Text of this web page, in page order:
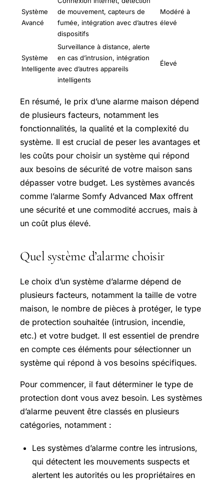
Système
Avancé
de mouvement, capteurs de
fumée, intégration avec d’autres
dispositifs
Modéré à
élevé
Système
Intelligente
Surveillance à distance, alerte
en cas d’intrusion, intégration
avec d’autres appareils
intelligents
Élevé
En résumé, le prix d’une alarme maison dépend
de plusieurs facteurs, notamment les
fonctionnalités, la qualité et la complexité du
système. Il est crucial de peser les avantages et
les coûts pour choisir un système qui répond
aux besoins de sécurité de votre maison sans
dépasser votre budget. Les systèmes avancés
comme l’alarme Somfy Advanced Max offrent
une sécurité et une commodité accrues, mais à
un coût plus élevé.
Quel système d’alarme choisir
Le choix d’un système d’alarme dépend de
plusieurs facteurs, notamment la taille de votre
maison, le nombre de pièces à protéger, le type
de protection souhaitée (intrusion, incendie,
etc.) et votre budget. Il est essentiel de prendre
en compte ces éléments pour sélectionner un
système qui répond à vos besoins spécifiques.
Pour commencer, il faut déterminer le type de
protection dont vous avez besoin. Les systèmes
d’alarme peuvent être classés en plusieurs
catégories, notamment :
Les systèmes d’alarme contre les intrusions,
qui détectent les mouvements suspects et
alertent les autorités ou les propriétaires en